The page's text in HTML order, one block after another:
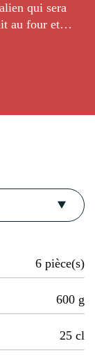
qui sera
au four et
6 pièce(s)
600 g
25 cl